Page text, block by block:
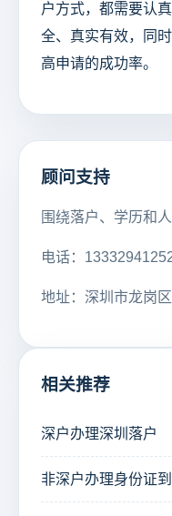
户方式，都需要认
全、真实有效，同
高申请的成功率。
顾问支持
围绕落户、学历和
电话：
地址：深圳市龙岗
相关推荐
深户办理深圳落户
非深户办理身份证